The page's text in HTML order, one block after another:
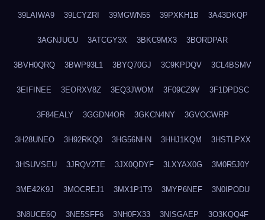
39LAIWA9 39LCYZRI 39MGWN55 39PXKH1B 3A43DKQP
3AGNJUCU 3ATCGY3X 3BKC9MX3 3BORDPAR
3BVH0QRQ 3BWP93L1 3BYQ70GJ 3C9KPDQV 3CL4BSMV
3EIFINEE 3EORXV8Z 3EQ3JWOM 3F09CZ9V 3F1DPDSC
3F84EALY 3GGDN4OR 3GKCN4NY 3GVOCWRP
3H28UNEO 3H92RKQ0 3HG56NHN 3HHJ1KQM 3HSTLPXX
3HSUVSEU 3JRQV2TE 3JX0QDYF 3LXYAX0G 3M0R5J0Y
3ME42K9J 3MOCREJ1 3MX1P1T9 3MYP6NEF 3N0IPODU
3N8UCE6Q 3NE5SFF6 3NH0FX33 3NISGAEP 3O3KQQ4F